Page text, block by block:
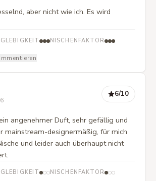
aber nicht wie ich. Es wird
NISCHENFAKTOR
6/10
angenehmer Duft, sehr gefällig und
mainstream-designermäßig, für mich
und leider auch überhaupt nicht
NISCHENFAKTOR